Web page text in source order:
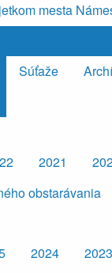
mesta
Súťaže
2021
obstarávania
2024 2023